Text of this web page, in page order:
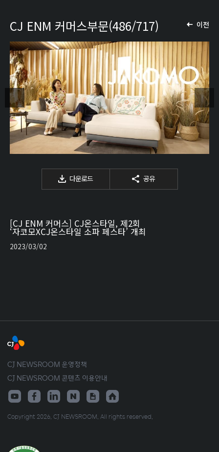
이전
CJ ENM 커머스부문(486/717)
다운로드 공유
[CJ ENM 커머스] CJ온스타일, 제2회
‘자코모XCJ온스타일 소파 페스타’ 개최
2023/03/02
CJ NEWSROOM 운영정책
CJ NEWSROOM 콘텐츠 이용안내
Copyright 2026. CJ NEWSROOM. All rights reserved.